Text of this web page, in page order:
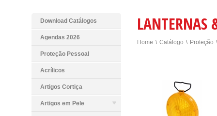
Download Catálogos
Agendas 2026
Proteção Pessoal
Acrílicos
Artigos Cortiça
Artigos em Pele
LANTERNAS
Home \ Catálogo \ Proteção \